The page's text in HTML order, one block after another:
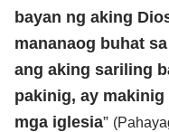
bayan ng aking
mananaog buhat
ang aking sariling
pakinig, ay
mga iglesia”